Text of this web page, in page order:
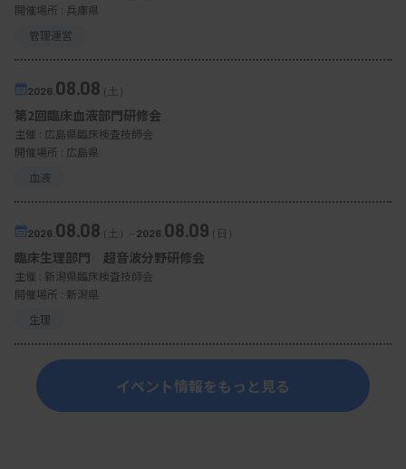
開催場所 : 兵庫県
管理運営
2026. 08.08（土）
第2回臨床血液部門研修会
主催 : 広島県臨床検査技師会
開催場所 : 広島県
血液
2026. 08.08（土） - 2026. 08.09 （日）
臨床生理部門 超音波分野研修会
主催 : 新潟県臨床検査技師会
開催場所 : 新潟県
生理
イベント情報をもっと見る